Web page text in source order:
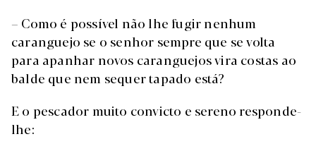
– Como é possível não lhe fugir nenhum
caranguejo se o senhor sempre que se volta
para apanhar novos caranguejos vira costas ao
balde que nem sequer tapado está?
E o pescador muito convicto e sereno responde-
lhe: